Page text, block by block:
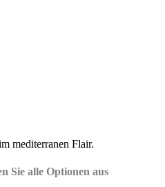
mediterranen Flair.
Sie alle Optionen aus